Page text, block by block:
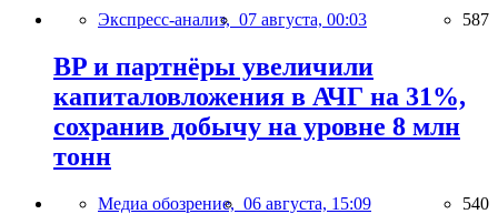
Экспресс-анализ, 07 августа, 00:03 587
BP и партнёры увеличили
капиталовложения в АЧГ на 31%,
сохранив добычу на уровне 8 млн
тонн
Медиа обозрение, 06 августа, 15:09 540